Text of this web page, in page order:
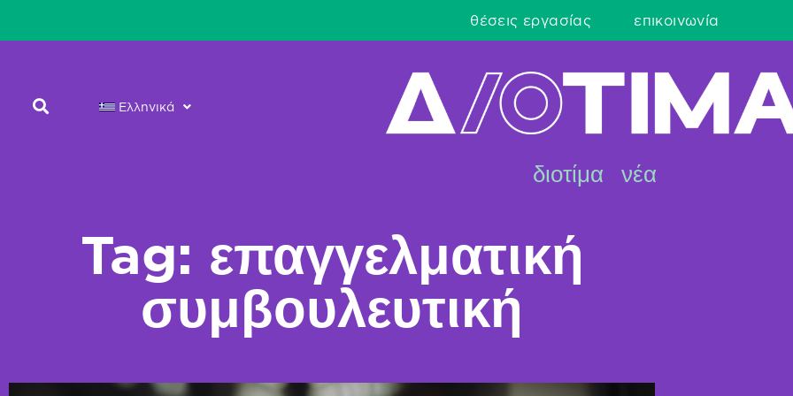
θέσεις εργασίας επικοινωνία
Ελληνικά
διοτίμα νέα
Tag: επαγγελματική
συμβουλευτική